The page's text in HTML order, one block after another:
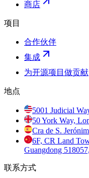
商店
项目
合作伙伴
集成
为开源项目做贡献
地点
5001 Judicial
50 York Way,
Cra de S.
6F, CR Land
Guangdong
联系方式